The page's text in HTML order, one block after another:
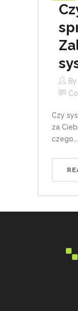
By
Czy
za
czego...